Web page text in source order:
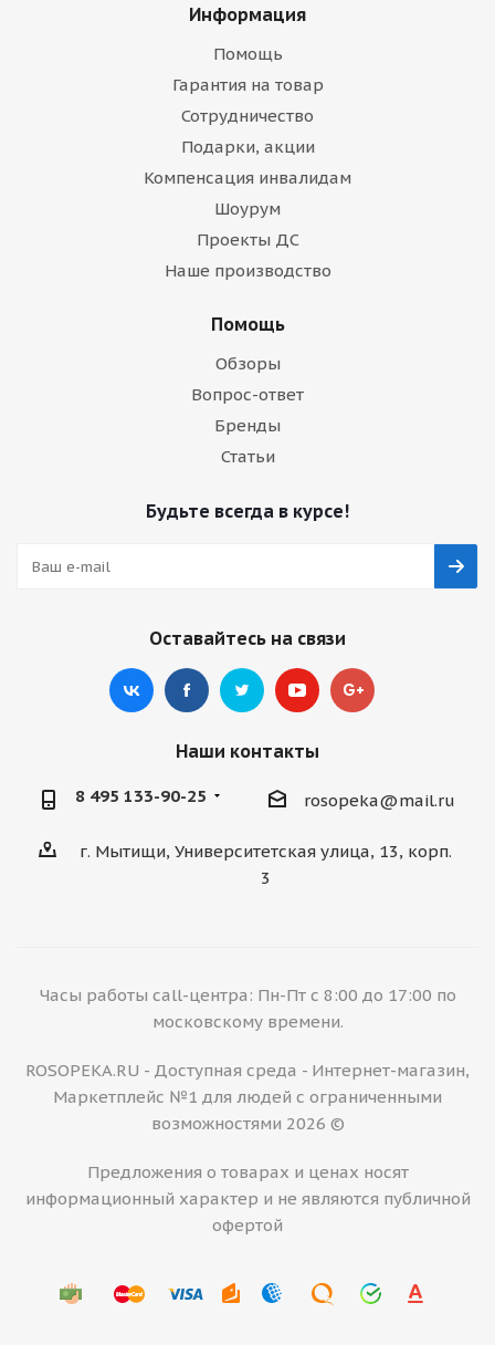
Информация
Помощь
Гарантия на товар
Сотрудничество
Подарки, акции
Компенсация инвалидам
Шоурум
Проекты ДС
Наше производство
Помощь
Обзоры
Вопрос-ответ
Бренды
Статьи
Будьте всегда в курсе!
Оставайтесь на связи
Наши контакты
8 495 133-90-25 rosopeka@mail.ru
г. Мытищи, Университетская улица, 13, корп.
3
Часы работы call-центра: Пн-Пт с 8:00 до 17:00 по
московскому времени.
ROSOPEKA.RU - Доступная среда - Интернет-магазин,
Маркетплейс №1 для людей с ограниченными
возможностями 2026 ©
Предложения о товарах и ценах носят
информационный характер и не являются публичной
офертой